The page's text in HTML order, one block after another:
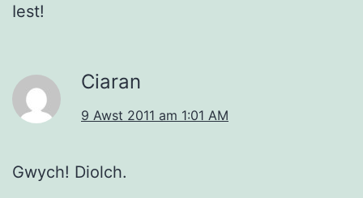
Iest!
Ciaran
9 Awst 2011 am 1:01 AM
Gwych! Diolch.